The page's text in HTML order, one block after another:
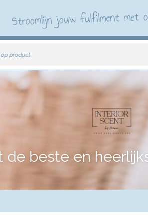
Stroomlijn jouw fulfilment met
op product
de beste en